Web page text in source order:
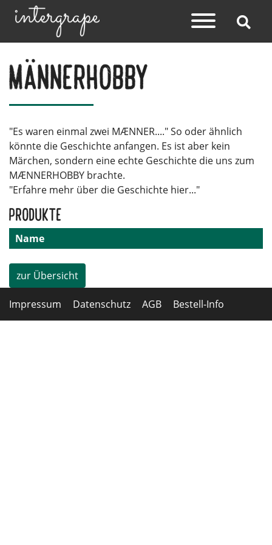
Männerhobby
"Es waren einmal zwei MÆNNER...." So oder ähnlich
könnte die Geschichte anfangen. Es ist aber kein
Märchen, sondern eine echte Geschichte die uns zum
MÆNNERHOBBY brachte.
"Erfahre mehr über die Geschichte hier..."
Produkte
Name
zur Übersicht
Impressum Datenschutz AGB Bestell-Info